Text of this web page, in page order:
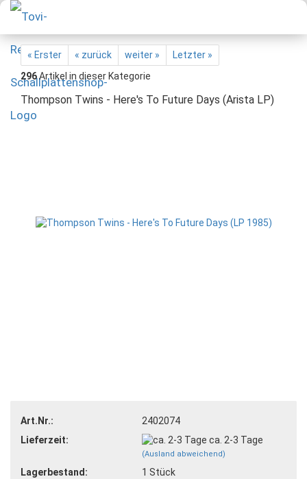
« Erster « zurück weiter »
Letzter »
296Artikel in dieser Kategorie
Thompson Twins - Here's To Future Days (Arista LP)
Art.Nr.:
2402074
Lieferzeit:
ca. 2-3 Tage
(Ausland abweichend)
Lagerbestand: 1 Stück